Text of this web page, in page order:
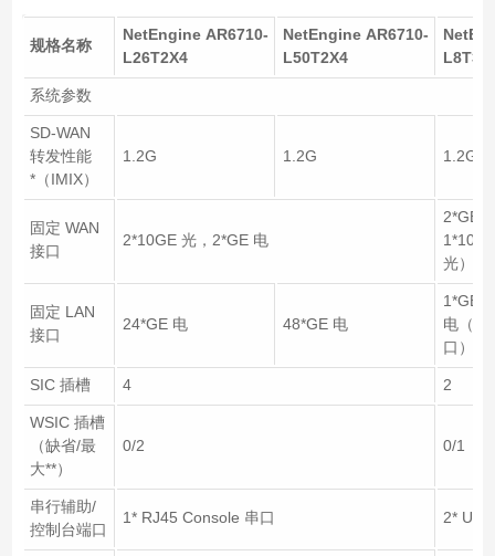
规格名称
NetEngine AR6710-
L26T2X4
NetEngine AR6710-
L50T2X4
系统参数
SD-WAN
转发性能
*（IMIX）
1.2G 1.2G 1.2G
固定 WAN
接口
2*10GE 光，2*GE 电
2*GE
光）
固定 LAN
接口
24*GE 电 48*GE 电
1*GE
电（可
口）
SIC 插槽 4 2
WSIC 插槽
（缺省/最
大**）
0/2 0/1
串行辅助/
控制台端口
1* RJ45 Console 串口 2* USB